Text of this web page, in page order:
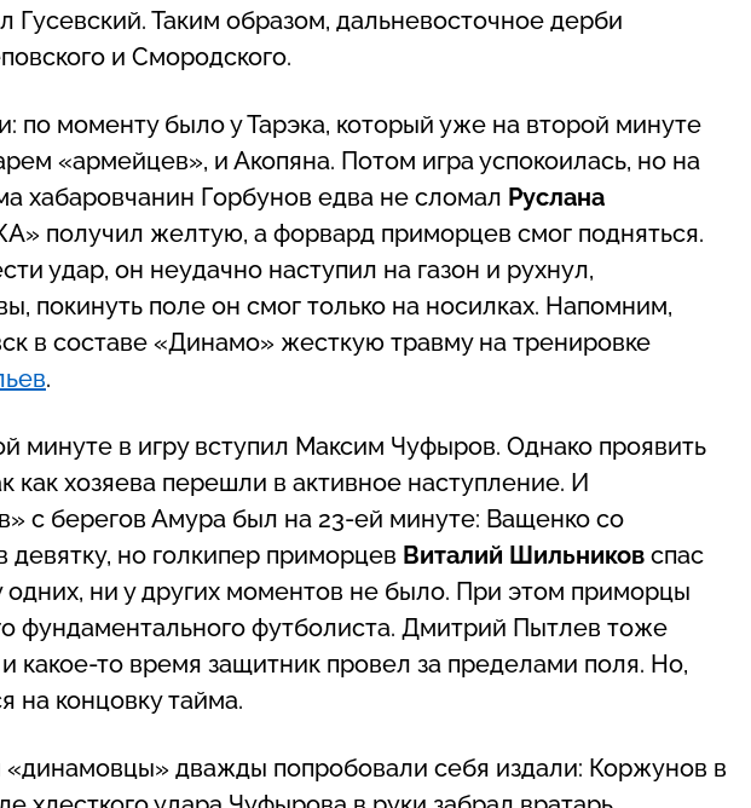
Таким образом, дальневосточное дерби
и Смородского.
по моменту было у Тарэка, который уже на второй минуте
«армейцев», и Акопяна. Потом игра успокоилась, но на
хабаровчанин Горбунов едва не сломал Руслана
получил желтую, а форвард приморцев смог подняться.
удар, он неудачно наступил на газон и рухнул,
покинуть поле он смог только на носилках. Напомним,
в составе «Динамо» жесткую травму на тренировке
.
минуте в игру вступил Максим Чуфыров. Однако проявить
как хозяева перешли в активное наступление. И
с берегов Амура был на 23-ей минуте: Ващенко со
девятку, но голкипер приморцев Виталий Шильников спас
одних, ни у других моментов не было. При этом приморцы
фундаментального футболиста. Дмитрий Пытлев тоже
какое-то время защитник провел за пределами поля. Но,
на концовку тайма.
дважды попробовали себя издали: Коржунов в